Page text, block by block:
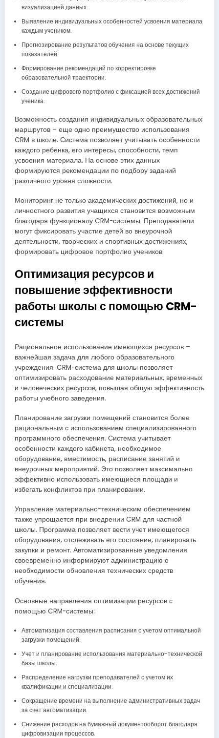
визуализацией данных.
Выявление индивидуальных особенностей усвоения материала
каждым учеником.
Прогнозирование результатов обучения на основе текущих
показателей.
Формирование рекомендаций по корректировке
образовательной траектории.
Создание цифрового портфолио с фиксацией всех достижений
ученика.
Возможность создания индивидуальных образовательных
маршрутов – еще одно преимущество использования
CRM в школе. Система позволяет учитывать особенности
каждого ребенка, его интересы, способности, темп
усвоения материала. На основе этих данных
формируются рекомендации по подбору заданий
различного уровня сложности.
Мониторинг не только академических достижений, но и
личностного развития учащихся становится возможным
благодаря функционалу CRM-системы. Преподаватели
могут фиксировать участие детей во внеурочной
деятельности, творческих и спортивных достижениях,
формировать цифровое портфолио учеников.
Оптимизация ресурсов и
повышение эффективности
работы школы с помощью CRM-
системы
Рациональное использование имеющихся ресурсов –
важнейшая задача для любого образовательного
учреждения. CRM-система для школы позволяет
оптимизировать расходование материальных, временных
и человеческих ресурсов, повышая общую эффективность
работы учебного заведения.
Планирование загрузки помещений становится более
рациональным с использованием специализированного
программного обеспечения. Система учитывает
особенности каждого кабинета, необходимое
оборудование, вместимость, расписание занятий и
внеурочных мероприятий. Это позволяет максимально
эффективно использовать имеющиеся площади и
избегать конфликтов при планировании.
Управление материально-техническим обеспечением
также упрощается при внедрении CRM для частной
школы. Программа позволяет вести учет имеющегося
оборудования, отслеживать его состояние, планировать
закупки и ремонт. Автоматизированные уведомления
своевременно информируют администрацию о
необходимости обновления технических средств
обучения.
Основные направления оптимизации ресурсов с
помощью CRM-системы:
Автоматизация составления расписания с учетом оптимальной
загрузки помещений.
Учет и планирование использования материально-технической
базы школы.
Распределение нагрузки преподавателей с учетом их
квалификации и специализации.
Сокращение времени на выполнение административных задач
за счет автоматизации.
Снижение расходов на бумажный документооборот благодаря
цифровизации процессов.